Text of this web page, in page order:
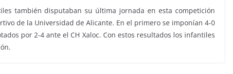
también disputaban su última jornada en esta competición
de la Universidad de Alicante. En el primero se imponían 4-0
por 2-4 ante el CH Xaloc. Con estos resultados los infantiles